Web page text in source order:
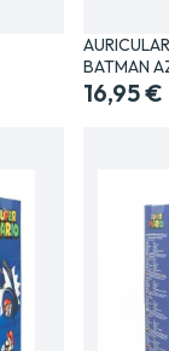
BATMAN
16,95 €